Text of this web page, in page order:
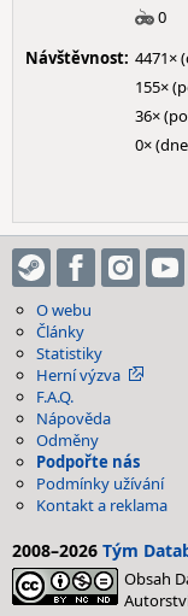
0
Návštěvnost: 4471×
155×
36×
0×
O webu
Články
Statistiky
Herní výzva
F.A.Q.
Nápověda
Odměny
Podpořte nás
Podmínky užívání
Kontakt a reklama
2008–2026 Tým
Obsah